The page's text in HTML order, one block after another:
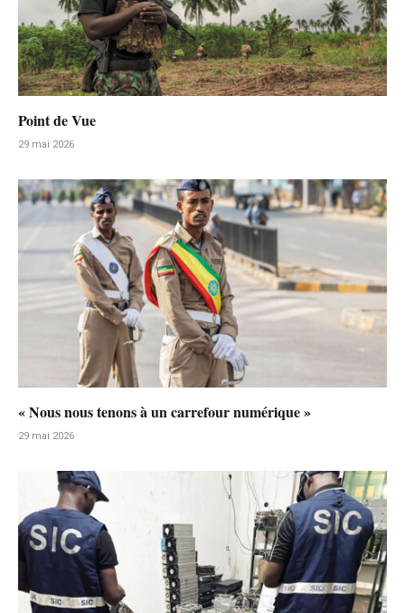
Point de Vue
29 mai 2026
« Nous nous tenons à un carrefour numérique »
29 mai 2026